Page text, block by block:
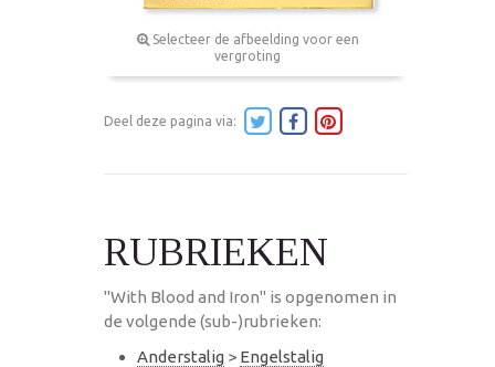
Selecteer de afbeelding voor een
vergroting
Deel deze pagina via:
RUBRIEKEN
"With Blood and Iron" is opgenomen in
de volgende (sub-)rubrieken:
Anderstalig > Engelstalig